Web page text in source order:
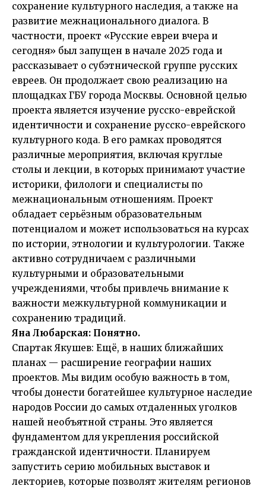
сохранение культурного наследия, а также на
развитие межнационального диалога. В
частности, проект «Русские евреи вчера и
сегодня» был запущен в начале 2025 года и
рассказывает о субэтнической группе русских
евреев. Он продолжает свою реализацию на
площадках ГБУ города Москвы. Основной целью
проекта является изучение русско-еврейской
идентичности и сохранение русско-еврейского
культурного кода. В его рамках проводятся
различные мероприятия, включая круглые
столы и лекции, в которых принимают участие
историки, филологи и специалисты по
межнациональным отношениям. Проект
обладает серьёзным образовательным
потенциалом и может использоваться на курсах
по истории, этнологии и культурологии. Также
активно сотрудничаем с различными
культурными и образовательными
учреждениями, чтобы привлечь внимание к
важности межкультурной коммуникации и
сохранению традиций.
Яна Любарская: Понятно.
Спартак Якушев: Ещё, в наших ближайших
планах — расширение географии наших
проектов. Мы видим особую важность в том,
чтобы донести богатейшее культурное наследие
народов России до самых отдаленных уголков
нашей необъятной страны. Это является
фундаментом для укрепления российской
гражданской идентичности. Планируем
запустить серию мобильных выставок и
лекториев, которые позволят жителям регионов